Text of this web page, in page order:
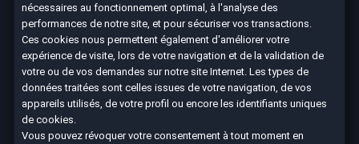
Nous suivre
4.7
nécessaires au fonctionnement optimal, à l'analyse des
performances de notre site, et pour sécuriser vos transactions.
Ces cookies nous permettent également d'améliorer votre
expérience de visite, lors de votre navigation et de la validation de
votre ou de vos demandes sur notre site Internet. Les types de
données traitées sont celles issues de votre navigation, de vos
appareils utilisés, de votre profil ou encore les identifiants uniques
de cookies.
Vous pouvez révoquer votre consentement à tout moment en